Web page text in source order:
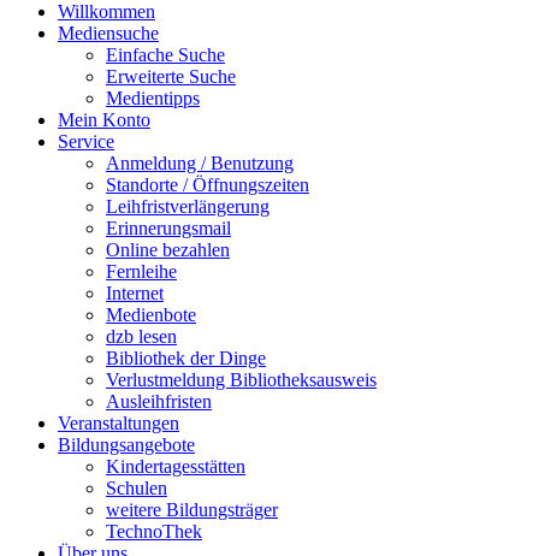
Willkommen
Mediensuche
Einfache Suche
Erweiterte Suche
Medientipps
Mein Konto
Service
Anmeldung / Benutzung
Standorte / Öffnungszeiten
Leihfristverlängerung
Erinnerungsmail
Online bezahlen
Fernleihe
Internet
Medienbote
dzb lesen
Bibliothek der Dinge
Verlustmeldung Bibliotheksausweis
Ausleihfristen
Veranstaltungen
Bildungsangebote
Kindertagesstätten
Schulen
weitere Bildungsträger
TechnoThek